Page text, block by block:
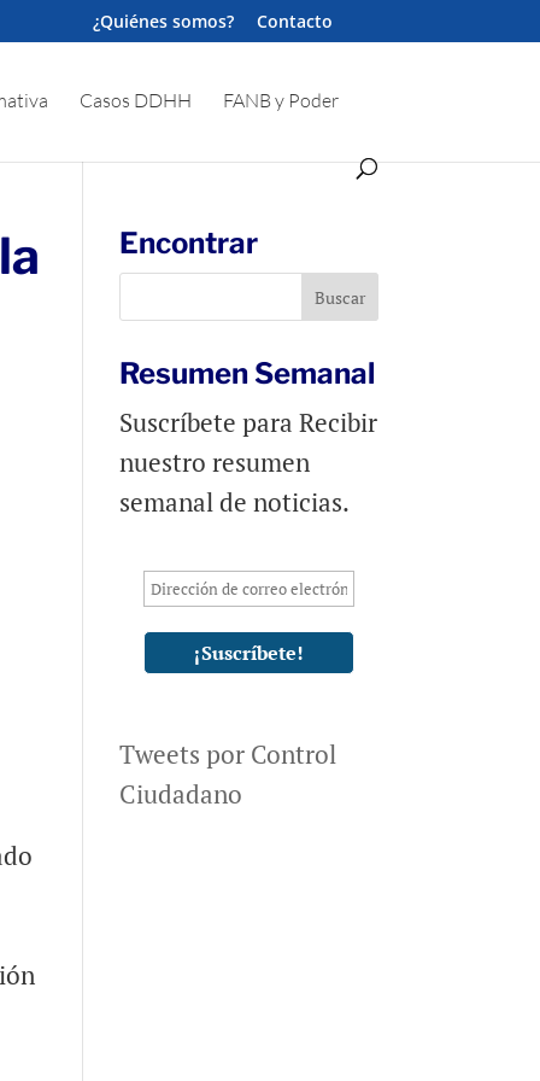
¿Quiénes somos? Contacto
Casos DDHH FANB y Poder
Encontrar
Resumen Semanal
Suscríbete para Recibir
nuestro resumen
semanal de noticias.
Tweets por Control
Ciudadano